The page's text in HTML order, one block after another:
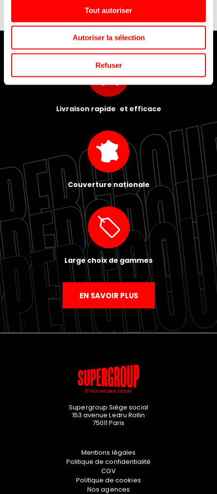
Tout autoriser
Autoriser la sélection
Refuser
Livraison rapide et efficace
Couverture nationale
Large choix de gammes
EN SAVOIR PLUS
Supergroup Siège social
153 avenue Ledru Rollin
75011 Paris
Mentions légales
Politique de confidentialité
CGV
Politique de cookies
Nos agences